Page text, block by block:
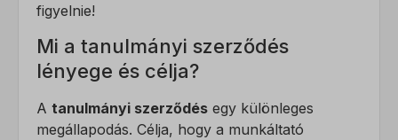
figyelnie!
Mi a tanulmányi szerződés
lényege és célja?
A tanulmányi szerződés egy különleges
megállapodás. Célja, hogy a munkáltató